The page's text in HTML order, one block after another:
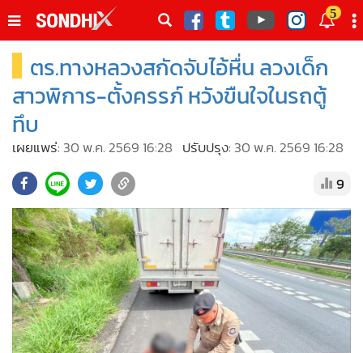
ดต
5
หน้าหลัก
SondhiX
•
• World Talk
• ผู้เฒ่าเล่าเรื่อง
• ข่าวลึกปมลับ
• Exclusive Health
• ผู้จัดกวน
• น่าสนใจ
• ข่าวอัพเดต
• เศรษฐกิจ-ธุรกิจ
ตร.ทางหลวงสกัดจับไอ้หื่น ลวงเด็ก
สาวพิการ-ตั้งครรภ์ หวังขืนใจในรถตู้
ทึบ
เผยแพร่: 30 พ.ค. 2569 16:28 ปรับปรุง: 30 พ.ค. 2569 16:28
9